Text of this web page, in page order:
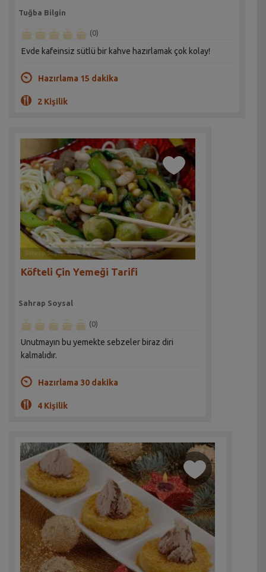
Tuğba Bilgin
(0)
Evde kafeinsiz sütlü bir kahve hazırlamak çok kolay!
Hazırlama 15 dakika
2 Kişilik
Köfteli Çin Yemeği Tarifi
Sahrap Soysal
(0)
Unutmayın bu yemekte sebzeler biraz diri
kalmalıdır.
Hazırlama 30 dakika
4 Kişilik